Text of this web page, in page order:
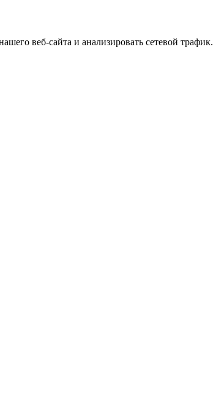
веб-сайта и анализировать сетевой трафик.